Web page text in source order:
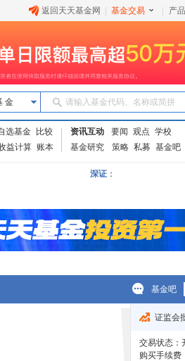
返回天天基金网 基金交易 产
金 请输入基金代码、名称或简拼
选基金
比较
益计算 账本
资讯互动 要闻 观点 学校
基金研究
策略 私募 基金吧
深证：
基金吧
证监会
交易状态：
购买手续费